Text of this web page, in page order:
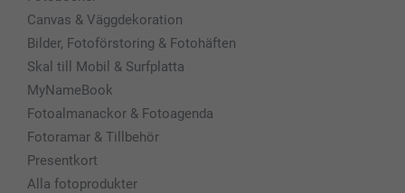
Canvas & Väggdekoration
Bilder, Fotoförstoring & Fotohäften
Skal till Mobil & Surfplatta
MyNameBook
Fotoalmanackor & Fotoagenda
Fotoramar & Tillbehör
Presentkort
Alla fotoprodukter